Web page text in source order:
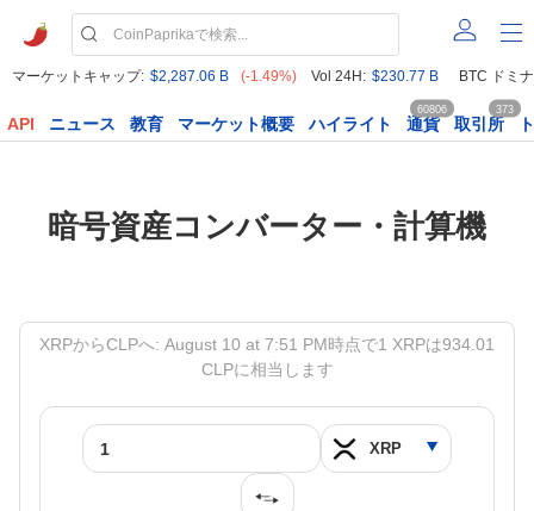
マーケットキャップ: $2,287.06 B (-1.49%) Vol 24H: $230.77 B BTC ドミ
API ニュース 教育 マーケット概要 ハイライト 通貨
60806
取引所
373
暗号資産コンバーター・計算機
XRPからCLPへ: August 10 at 7:51 PM時点で1 XRPは934.01
CLPに相当します